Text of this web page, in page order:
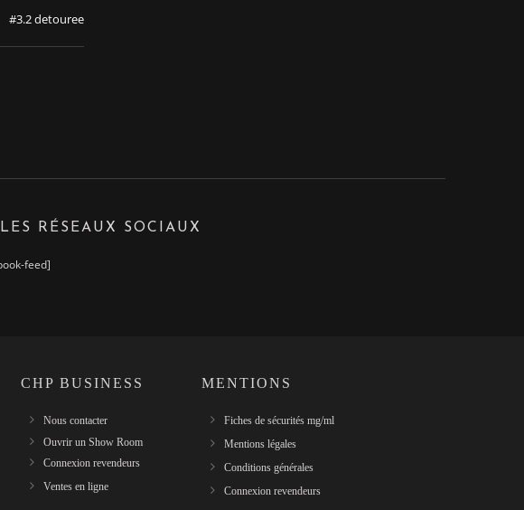
#3.2 detouree
RÉSEAUX SOCIAUX
feed]
CHP BUSINESS
Nous contacter
Ouvrir un Show Room
Connexion revendeurs
Ventes en ligne
MENTIONS
Fiches de sécurités mg/ml
Mentions légales
Conditions générales
Connexion revendeurs